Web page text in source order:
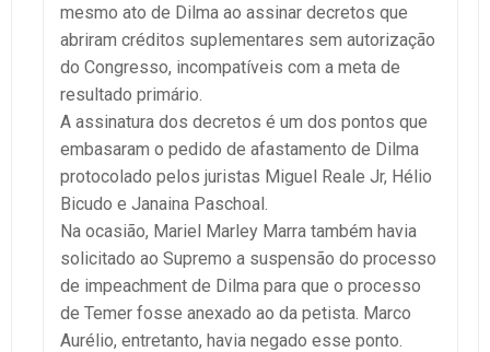
mesmo ato de Dilma ao assinar decretos que
abriram créditos suplementares sem autorização
do Congresso, incompatíveis com a meta de
resultado primário.
A assinatura dos decretos é um dos pontos que
embasaram o pedido de afastamento de Dilma
protocolado pelos juristas Miguel Reale Jr, Hélio
Bicudo e Janaina Paschoal.
Na ocasião, Mariel Marley Marra também havia
solicitado ao Supremo a suspensão do processo
de impeachment de Dilma para que o processo
de Temer fosse anexado ao da petista. Marco
Aurélio, entretanto, havia negado esse ponto.